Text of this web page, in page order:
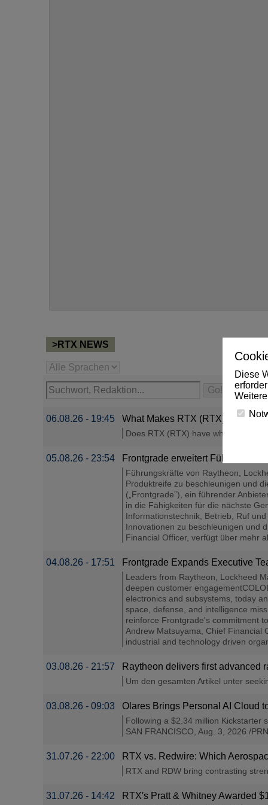
Diese
>RTX NEWS
06.08.26 - 19:45 What Makes RTX (RTX) a Strong
Does RTX (RTX) have what it takes
05.08.26 - 23:54 Frontgrade erweitert
Führungskräfte von Raytheon,
Produktreife zu beschleunigen und
(„Frontgrade”), ein führender
in die Fähigkeiten für die nächste
Informationstechnik, Betrieb, Ruf
Innovationen zu beschleunigen und
Financial Officer, verfügt über mehr
04.08.26 - 17:51 Frontgrade Expands Executive
Leaders from Raytheon, Lockheed
deepen customer
electronics and subsystems, today
space, defense, and intelligence
reinforce Frontgrade's commitment
Andrew Matsuyama, Chief Financial
industrial and technology driven
03.08.26 - 21:57 Raytheon delivers first advanced
Um den gesamten Artikel unter
03.08.26 - 09:03 Olares Brings Personal AI Cloud
Following a $2.34 million Kickstarter
SAN FRANCISCO, Aug. 3, 2026 /
31.07.26 - 22:00 RTX vs. Redwire: Which
RTX and RDW bring contrasting
31.07.26 - 14:42 RTX′s Pratt & Whitney Awarded